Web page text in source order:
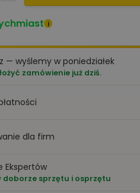
i
— wyślemy w poniedziałek
zamówienie już dziś.
dla firm
Ekspertów
doborze sprzętu i osprzętu